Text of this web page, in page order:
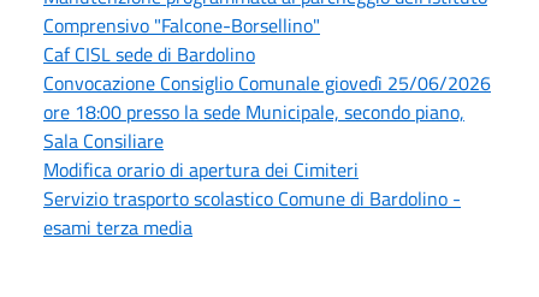
Comprensivo "Falcone-Borsellino"
Caf CISL sede di Bardolino
Convocazione Consiglio Comunale giovedì 25/06/2026
ore 18:00 presso la sede Municipale, secondo piano,
Sala Consiliare
Modifica orario di apertura dei Cimiteri
Servizio trasporto scolastico Comune di Bardolino -
esami terza media